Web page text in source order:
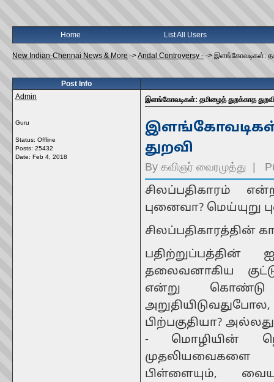
Home List All Users
New Indian-Chennai News & More ->Andal Controversy - -> இளங்கோவடிகள்:
Post Info
Admin
Guru
Status: Offline
Posts: 25432
Date: Feb 4, 2018
இளங்கோவடிகள்: தமிழைத் துறக்காத
துறவி
By கவிஞர் வைரமுத்து |
சிலப்பதிகாரம்
புனைவா? மெய்யுறு
சிலப்பதிகாரத்தின்
பதிற்றுப்பத்தின்
தலைவனாகிய
என்று
பிற்பகுதியா?
- மொழியின்
முதலியவைகளை
பிள்ளையும்,